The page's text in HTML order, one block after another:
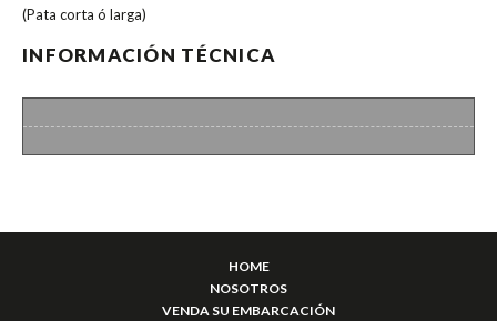
(Pata corta ó larga)
INFORMACIÓN TÉCNICA
HOME
NOSOTROS
VENDA SU EMBARCACIÓN